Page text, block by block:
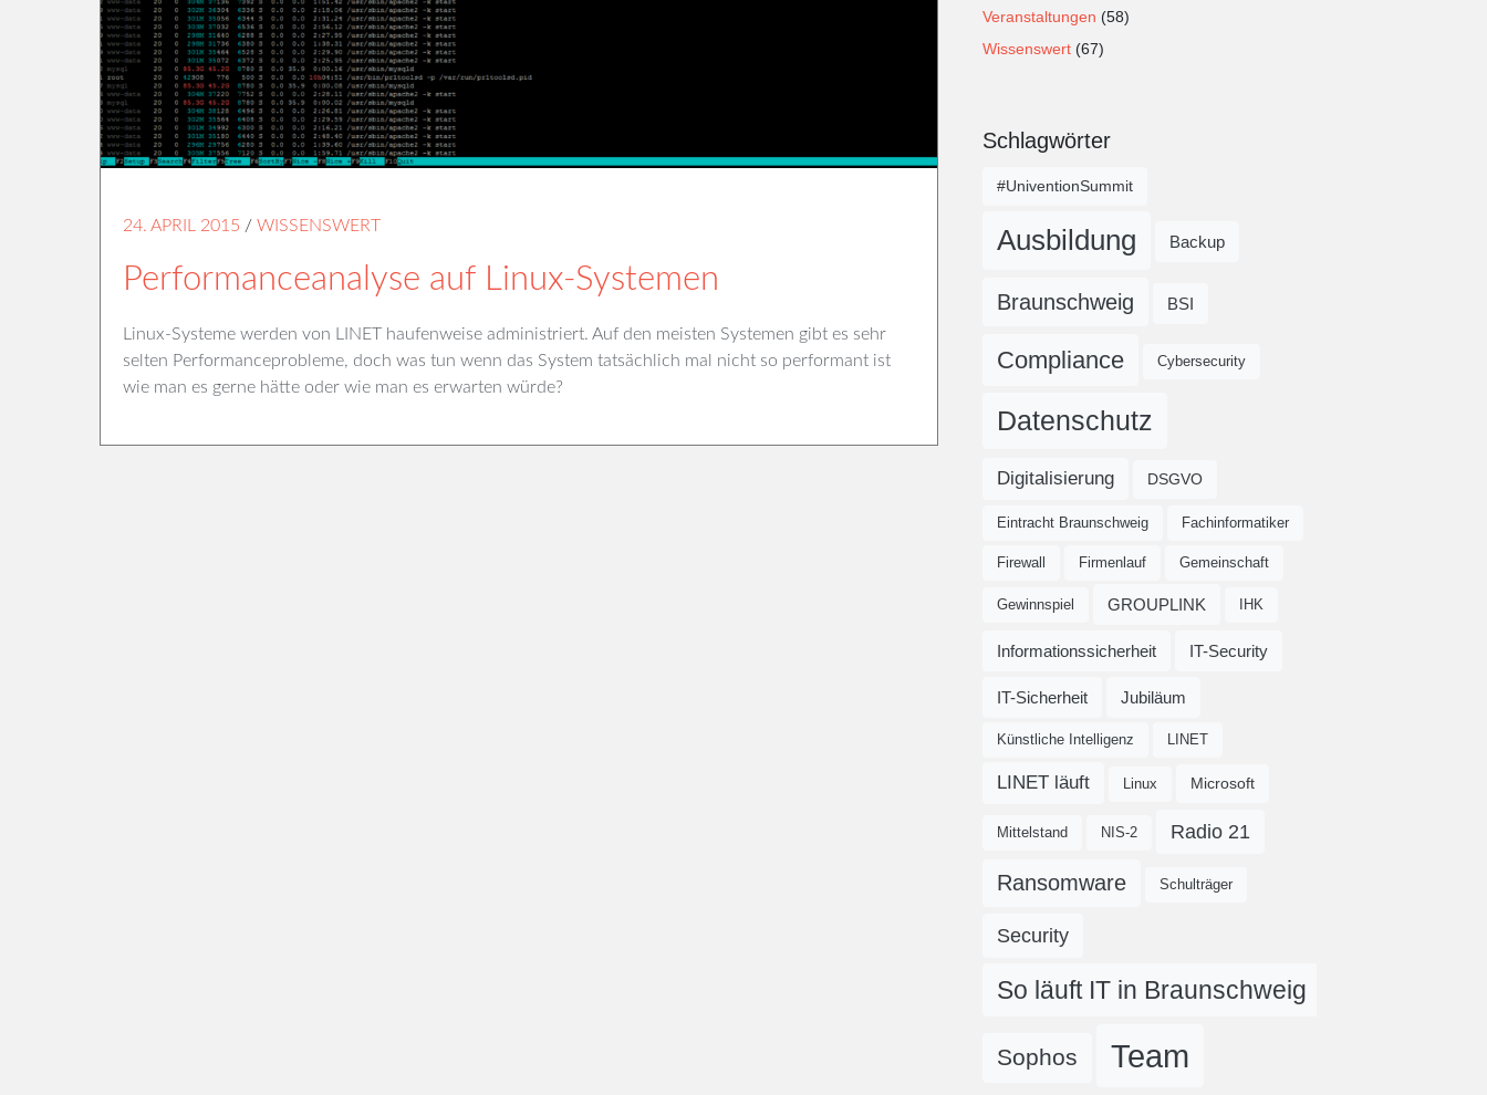
24. APRIL 2015 / WISSENSWERT
Performanceanalyse auf Linux-Systemen
Linux-Systeme werden von LINET haufenweise administriert. Auf den meisten Systemen gibt es sehr
selten Performanceprobleme, doch was tun wenn das System tatsächlich mal nicht so performant ist
wie man es gerne hätte oder wie man es erwarten würde?
Veranstaltungen (58)
Wissenswert (67)
Schlagwörter
#UniventionSummit
Ausbildung Backup
Braunschweig BSI
Compliance Cybersecurity
Datenschutz
Digitalisierung DSGVO
Eintracht Braunschweig Fachinformatiker
Firewall Firmenlauf Gemeinschaft
Gewinnspiel GROUPLINK IHK
Informationssicherheit IT-Security
IT-Sicherheit Jubiläum
Künstliche Intelligenz LINET
LINET läuft Linux Microsoft
Mittelstand NIS-2 Radio 21
Ransomware Schulträger
Security
So läuft IT in Braunschweig
Sophos Team